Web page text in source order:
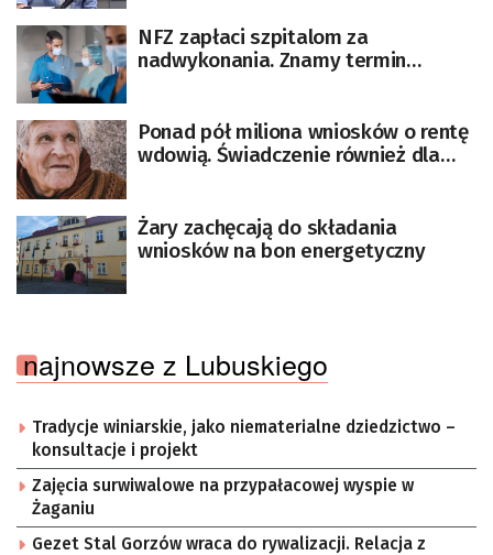
NFZ zapłaci szpitalom za
nadwykonania. Znamy termin
Ponad pół miliona wniosków o rentę
wdowią. Świadczenie również dla
Żary zachęcają do składania
wniosków na bon energetyczny
najnowsze z Lubuskiego
Tradycje winiarskie, jako niematerialne dziedzictwo –
konsultacje i projekt
Zajęcia surwiwalowe na przypałacowej wyspie w
Żaganiu
Gezet Stal Gorzów wraca do rywalizacji. Relacja z